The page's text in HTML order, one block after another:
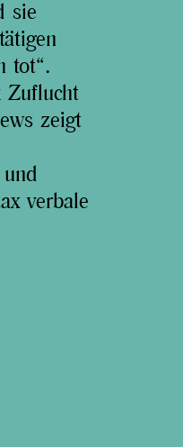
sie
tot“.
Zuflucht
zeigt
verbale